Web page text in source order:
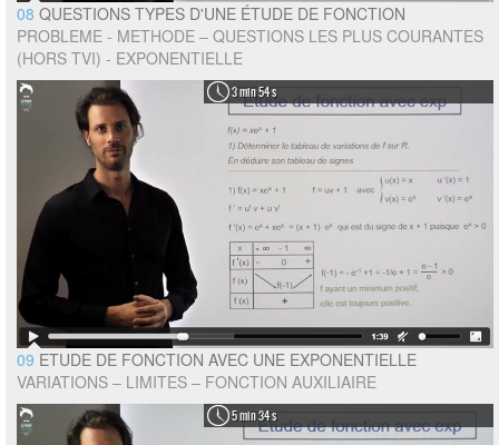
08 QUESTIONS TYPES D'UNE ÉTUDE DE FONCTION
PROBLEME - METHODE – QUESTIONS LES PLUS COURANTES
(HORS TVI) - EXPONENTIELLE
3 min 54 s
09 ETUDE DE FONCTION AVEC UNE EXPONENTIELLE
VARIATIONS – LIMITES – FONCTION AUXILIAIRE
5 min 34 s